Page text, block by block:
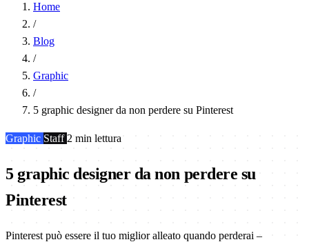
Home
/
Blog
/
Graphic
/
5 graphic designer da non perdere su Pinterest
Graphic Staff 2 min lettura
5 graphic designer da non perdere su
Pinterest
Pinterest può essere il tuo miglior alleato quando perderai –